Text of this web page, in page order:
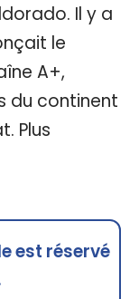
Il y a
le
A+,
du continent
Plus
est réservé